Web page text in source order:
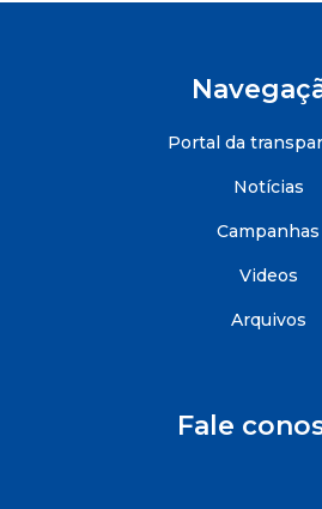
Portal da
Notícias
Campanhas
Videos
Arquivos
Fale